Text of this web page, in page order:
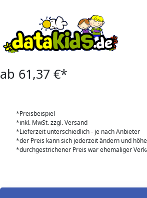
ab 61,37 €*
*Preisbeispiel
*inkl. MwSt. zzgl. Versand
*Lieferzeit unterschiedlich - je nach Anbieter
*der Preis kann sich jederzeit ändern und
*durchgestrichener Preis war ehemaliger